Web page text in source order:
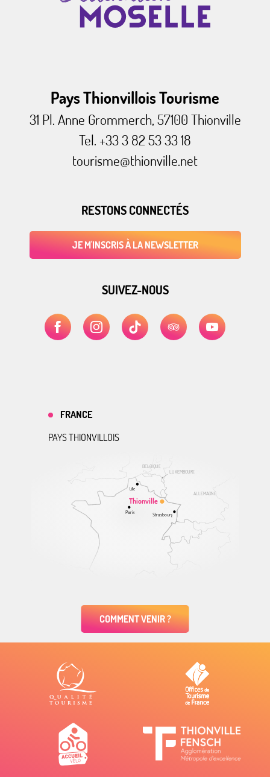
Pays Thionvillois Tourisme
31 Pl. Anne Grommerch, 57100 Thionville
Tel. +33 3 82 53 33 18
tourisme@thionville.net
RESTONS CONNECTÉS
JE M'INSCRIS À LA NEWSLETTER
SUIVEZ-NOUS
ALLEMAGNE
BELGIQUE
LUXEMBOURG
Thionville
Lille
Paris Strasbourg
FRANCE
PAYS THIONVILLOIS
COMMENT VENIR ?